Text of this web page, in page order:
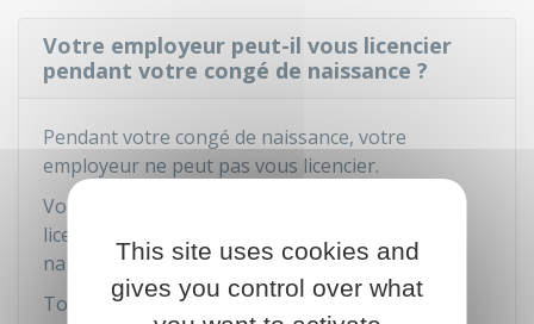
Votre employeur peut-il vous licencier
pendant votre congé de naissance ?
Pendant votre congé de naissance, votre
employeur ne peut pas vous licencier.
Votre employeur ne peut pas non plus vous
licencier durant les
naissance de votre enfant.
Toutefois, votre employeur peut rompre votre
This site uses cookies and
gives you control over what